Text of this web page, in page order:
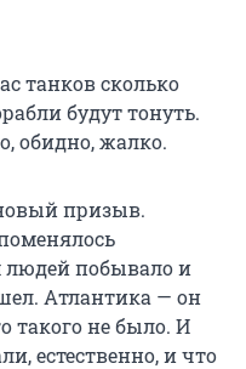
танков сколько
будут тонуть.
обидно, жалко.
призыв.
людей побывало и
Атлантика — он
такого не было. И
естественно, и что